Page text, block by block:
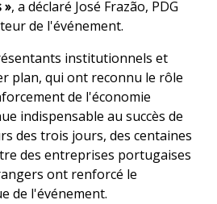
», a déclaré José Frazão, PDG
de l'événement.
institutionnels et
plan, qui ont reconnu le rôle
de l'économie
indispensable au succès de
des trois jours, des centaines
des entreprises portugaises
ont renforcé le
de l'événement.